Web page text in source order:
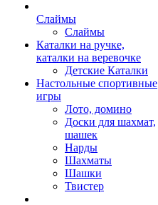
Слаймы
Слаймы
Каталки на ручке,
каталки на веревочке
Детские Каталки
Настольные спортивные
игры
Лото, домино
Доски для шахмат,
шашек
Нарды
Шахматы
Шашки
Твистер